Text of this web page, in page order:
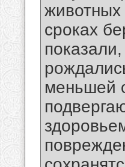
животных
сроках
меньшей